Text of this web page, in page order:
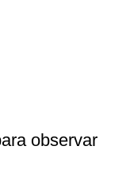
observar